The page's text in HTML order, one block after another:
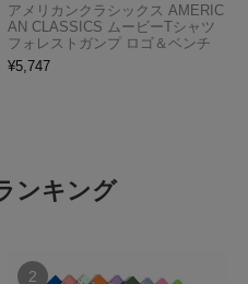
アメリカンクラシックス AMERIC
AN CLASSICS ムービーTシャツ
フォレストガンプ ロゴ＆ベンチ
¥5,747
ンキング